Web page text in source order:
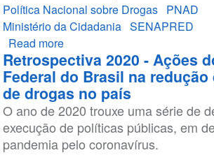
Política Nacional sobre Drogas PNAD
Ministério da Cidadania SENAPRED
Read moreabout
Dois
anos
da
nova
Política
Nacional
Retrospectiva 2020 - Ações
Federal do Brasil na redução
de drogas no país
O ano de 2020 trouxe uma série de
execução de políticas públicas, em
pandemia pelo coronavírus.